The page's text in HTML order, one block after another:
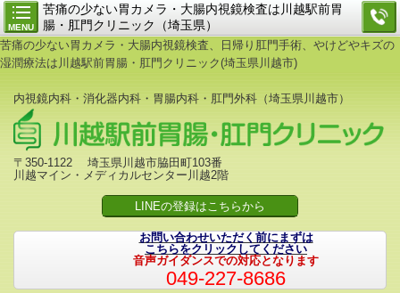
MENU
苦痛の少ない胃カメラ・大腸内視鏡検査は川越駅前胃
腸・肛門クリニック（埼玉県）
苦痛の少ない胃カメラ・大腸内視鏡検査、日帰り肛門手術、やけどやキズの
湿潤療法は川越駅前胃腸・肛門クリニック(埼玉県川越市)
内視鏡内科・消化器内科・胃腸内科・肛門外科（埼玉県川越市）
〒350-1122 埼玉県川越市脇田町103番
川越マイン・メディカルセンター川越2階
LINEの登録はこちらから
お問い合わせいただく前にまずは
こちらをクリックしてください
音声ガイダンスでの対応となります
049-227-8686